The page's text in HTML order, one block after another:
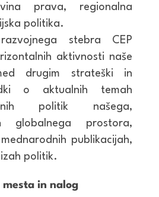
prava, regionalna
politika.
stebra CEP
aktivnosti naše
drugim strateški in
o aktualnih temah
politik našega,
globalnega prostora,
publikacijah,
politik.
in nalog